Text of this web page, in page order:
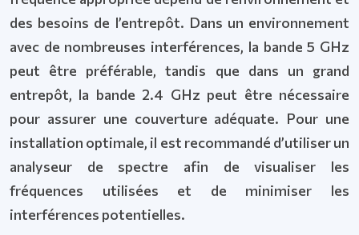
des besoins de l’entrepôt. Dans un environnement
avec de nombreuses interférences, la bande 5 GHz
peut être préférable, tandis que dans un grand
entrepôt, la bande 2.4 GHz peut être nécessaire
pour assurer une couverture adéquate. Pour une
installation optimale, il est recommandé d’utiliser un
analyseur de spectre afin de visualiser les
fréquences utilisées et de minimiser les
interférences potentielles.